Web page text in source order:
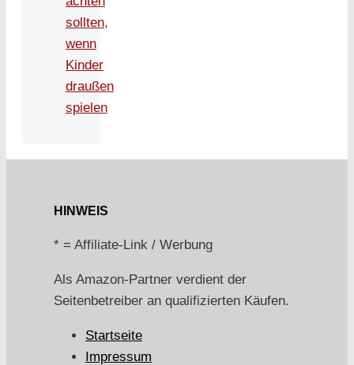
sollten,
wenn
Kinder
draußen
spielen
HINWEIS
* = Affiliate-Link / Werbung
Als Amazon-Partner verdient der
Seitenbetreiber an qualifizierten Käufen.
Startseite
Impressum